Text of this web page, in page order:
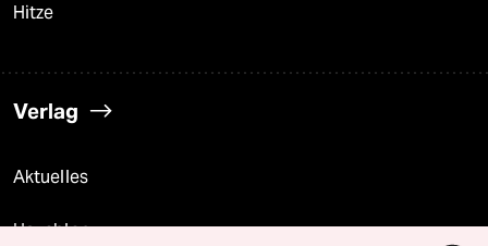
Hitze
Verlag
Aktuelles
Hausblog